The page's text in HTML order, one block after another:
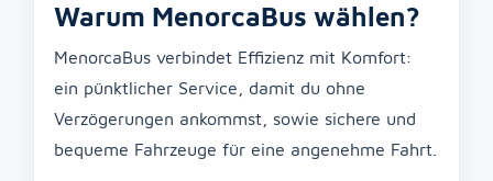
Warum MenorcaBus wählen?
MenorcaBus verbindet Effizienz mit Komfort:
ein pünktlicher Service, damit du ohne
Verzögerungen ankommst, sowie sichere und
bequeme Fahrzeuge für eine angenehme Fahrt.